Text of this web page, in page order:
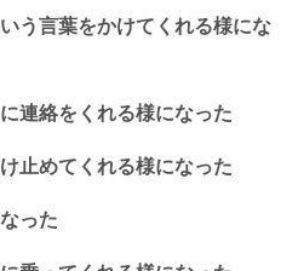
う言葉をかけてくれる様にな
連絡をくれる様になった
止めてくれる様になった
った